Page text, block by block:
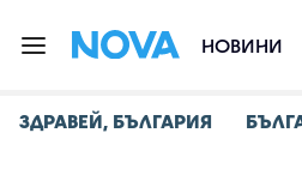
НОВИНИ
ЗДРАВЕЙ, БЪЛГАРИЯ